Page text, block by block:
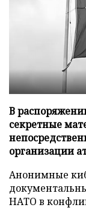
В
секретные
организации
Анонимные
НАТО в